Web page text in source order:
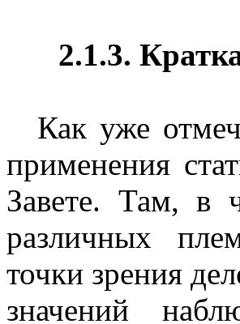
2.1.3.
Как уже
применения
Завете. Там, в
различных
точки зрения
значений